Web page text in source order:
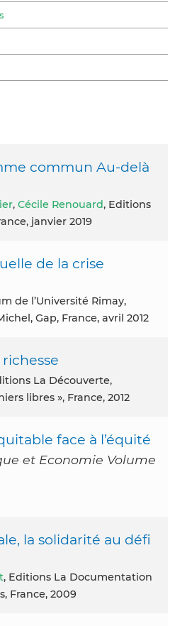
commun Au-delà
, Cécile Renouard, Editions
janvier 2019
de la crise
Gap, France, avril 2012
La Découverte,
libres », France, 2012
face à l’équité
et Economie Volume
la solidarité au défi
, Editions La Documentation
France, 2009